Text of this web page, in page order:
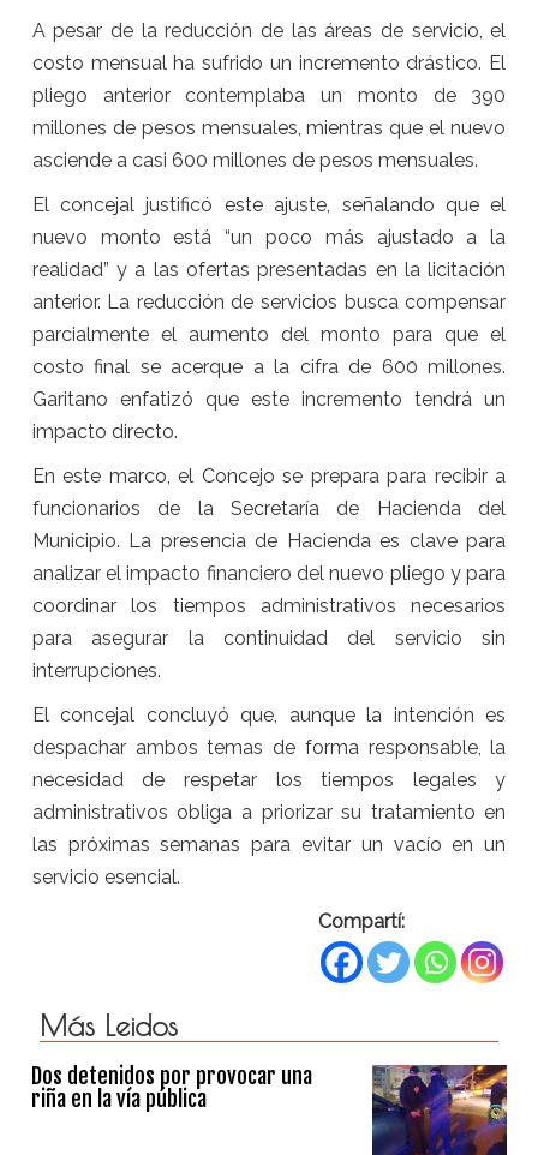
A pesar de la reducción de las áreas de servicio, el
costo mensual ha sufrido un incremento drástico. El
pliego anterior contemplaba un monto de 390
millones de pesos mensuales, mientras que el nuevo
asciende a casi 600 millones de pesos mensuales.
El concejal justificó este ajuste, señalando que el
nuevo monto está “un poco más ajustado a la
realidad” y a las ofertas presentadas en la licitación
anterior. La reducción de servicios busca compensar
parcialmente el aumento del monto para que el
costo final se acerque a la cifra de 600 millones.
Garitano enfatizó que este incremento tendrá un
impacto directo.
En este marco, el Concejo se prepara para recibir a
funcionarios de la Secretaría de Hacienda del
Municipio. La presencia de Hacienda es clave para
analizar el impacto financiero del nuevo pliego y para
coordinar los tiempos administrativos necesarios
para asegurar la continuidad del servicio sin
interrupciones.
El concejal concluyó que, aunque la intención es
despachar ambos temas de forma responsable, la
necesidad de respetar los tiempos legales y
administrativos obliga a priorizar su tratamiento en
las próximas semanas para evitar un vacío en un
servicio esencial.
Compartí:
Más Leidos
Dos detenidos por provocar una
riña en la vía pública